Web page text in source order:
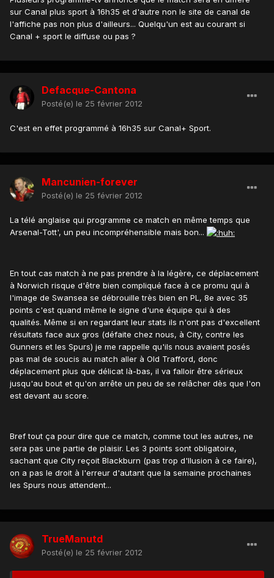
sur Canal plus sport à 16h35 et d'autre non le site de canal de
l'affiche pas non plus d'ailleurs... Quelqu'un est au courant si
Canal + sport le diffuse ou pas ?
Defacque-Cantona
Posté(e) le 25 février 2012
C'est en effet programmé à 16h35 sur Canal+ Sport.
Mancunien-forever
Posté(e) le 25 février 2012
La télé anglaise qui programme ce match en même temps que
Arsenal-Tott', un peu incompréhensible mais bon...
En tout cas match à ne pas prendre à la légère, ce déplacement
à Norwich risque d'être bien compliqué face à ce promu qui à
l'image de Swansea se débrouille très bien en PL, 8e avec 35
points c'est quand même le signe d'une équipe qui à des
qualités. Même si en regardant leur stats ils n'ont pas d'excellent
résultats face aux gros (défaite chez nous, à City, contre les
Gunners et les Spurs) je me rappelle qu'ils nous avaient posés
pas mal de soucis au match aller à Old Trafford, donc
déplacement plus que délicat là-bas, il va falloir être sérieux
jusqu'au bout et qu'on arrête un peu de se relâcher dès que l'on
est devant au score.
Bref tout ça pour dire que ce match, comme tout les autres, ne
sera pas une partie de plaisir. Les 3 points sont obligatoire,
sachant que City reçoit Blackburn (pas trop d'llusion à ce faire),
on a pas le droit à l'erreur d'autant que la semaine prochaines
les Spurs nous attendent...
TrueManutd
Posté(e) le 25 février 2012